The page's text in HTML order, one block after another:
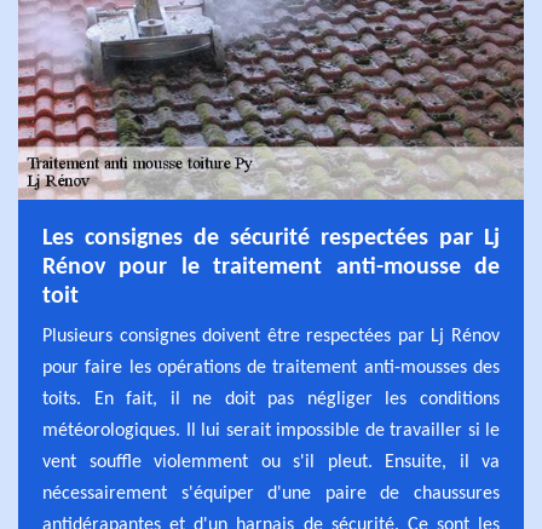
Les consignes de sécurité respectées par Lj
Rénov pour le traitement anti-mousse de
toit
Plusieurs consignes doivent être respectées par Lj Rénov
pour faire les opérations de traitement anti-mousses des
toits. En fait, il ne doit pas négliger les conditions
météorologiques. Il lui serait impossible de travailler si le
vent souffle violemment ou s'il pleut. Ensuite, il va
nécessairement s'équiper d'une paire de chaussures